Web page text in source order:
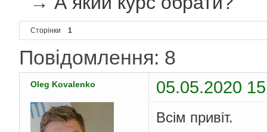
Сторінки 1
Повідомлення: 8
Oleg Kovalenko 05.05.2020
Всім привіт.